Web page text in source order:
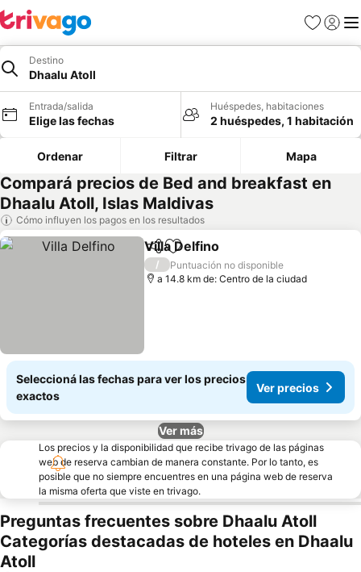
Favoritos
Iniciar
Destino
Dhaalu Atoll
Entrada/salida
Elige las fechas
Huéspedes, habitaciones
2 huéspedes, 1 habitación
Ordenar Filtrar Mapa
Compará precios de Bed and breakfast en
Dhaalu Atoll, Islas Maldivas
Cómo influyen los pagos en los resultados
CompartirAñadir a favoritos
Villa Delfino
/
Puntuación no disponible
a 14.8 km de: Centro de la ciudad
Seleccioná las fechas para ver los precios
exactos
Ver precios
Ver más
Los precios y la disponibilidad que recibe trivago de las páginas
web de reserva cambian de manera constante. Por lo tanto, es
posible que no siempre encuentres en una página web de reserva
la misma oferta que viste en trivago.
Preguntas frecuentes sobre Dhaalu Atoll
Categorías destacadas de hoteles en Dhaalu
Atoll